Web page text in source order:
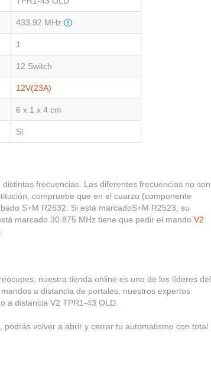
433.92 MHz
1
12 Switch
12V(23A)
6 x 1 x 4 cm
Sí
frecuencias. Las diferentes frecuencias no son
compruebe que en el cuarzo (componente
S+M R2632. Si está marcadoS+M R2523, su
marcado 30.875 MHz tiene que pedir el mando V2
nuestra tienda online es uno de los líderes del
a distancia de portales, nuestros expertos
a distancia V2 TPR1-43 OLD.
volver a abrir y cerrar tu automatismo con total